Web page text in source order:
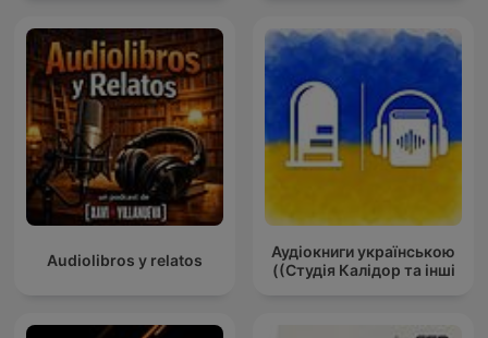
Аудіокниги українською
(Студія Калідор та інші)
Audiolibros y relatos